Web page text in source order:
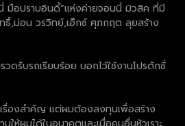
มือปราบอินดี้”แห่งค่ายจอนนี่ มิวสิค ที่มี
,ม่อน วรวิทย์,เอ็กซ์ ศุภกฤต ลุยสร้าง
ดรับรถเรียบร้อย บอกไว้ใช้งานโปรดักชั่
รื่องสำคัญ แต่ผมต้องลงทุนเพื่อสร้าง